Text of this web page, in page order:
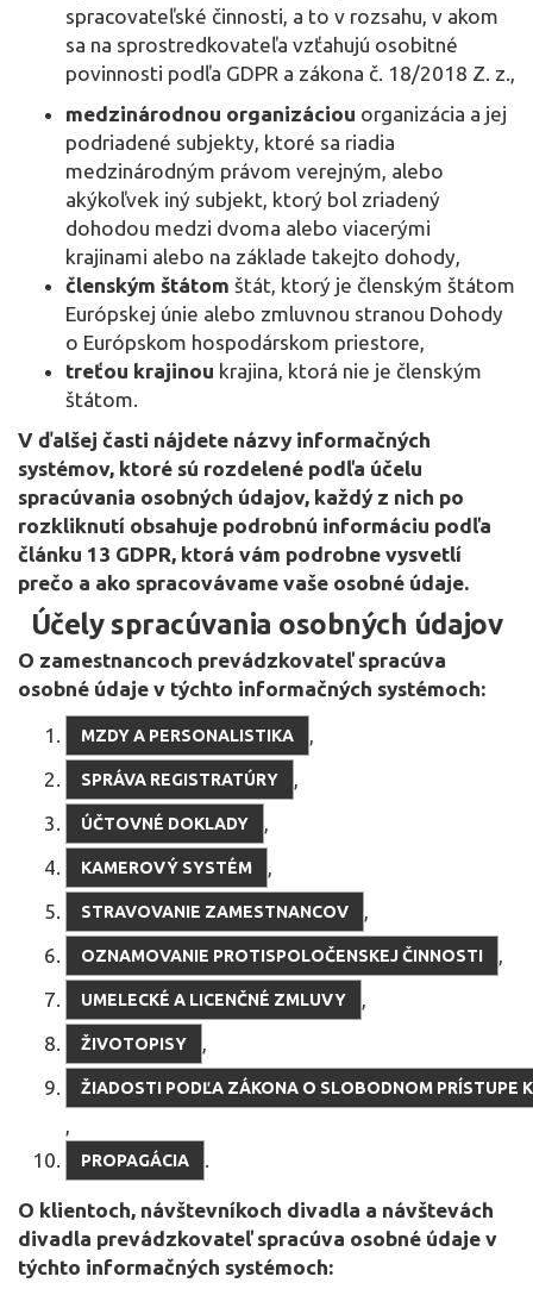
spracovateľské činnosti, a to v rozsahu, v akom
sa na sprostredkovateľa vzťahujú osobitné
povinnosti podľa GDPR a zákona č. 18/2018 Z. z.,
medzinárodnou organizáciou organizácia a jej
podriadené subjekty, ktoré sa riadia
medzinárodným právom verejným, alebo
akýkoľvek iný subjekt, ktorý bol zriadený
dohodou medzi dvoma alebo viacerými
krajinami alebo na základe takejto dohody,
členským štátom štát, ktorý je členským štátom
Európskej únie alebo zmluvnou stranou Dohody
o Európskom hospodárskom priestore,
treťou krajinou krajina, ktorá nie je členským
štátom.
V ďalšej časti nájdete názvy informačných
systémov, ktoré sú rozdelené podľa účelu
spracúvania osobných údajov, každý z nich po
rozkliknutí obsahuje podrobnú informáciu podľa
článku 13 GDPR, ktorá vám podrobne vysvetlí
prečo a ako spracovávame vaše osobné údaje.
Účely spracúvania osobných údajov
O zamestnancoch prevádzkovateľ spracúva
osobné údaje v týchto informačných systémoch:
MZDY A PERSONALISTIKA ,
SPRÁVA REGISTRATÚRY ,
ÚČTOVNÉ DOKLADY ,
KAMEROVÝ SYSTÉM ,
STRAVOVANIE ZAMESTNANCOV ,
OZNAMOVANIE PROTISPOLOČENSKEJ ČINNOSTI ,
UMELECKÉ A LICENČNÉ ZMLUVY ,
ŽIVOTOPISY ,
ŽIADOSTI PODĽA ZÁKONA O SLOBODNOM PRÍSTUPE
,
PROPAGÁCIA .
O klientoch, návštevníkoch divadla a návštevách
divadla prevádzkovateľ spracúva osobné údaje v
týchto informačných systémoch: